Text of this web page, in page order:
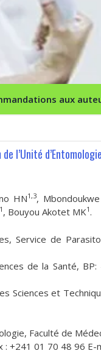
aux
l’Unité d’Entomologie
HN1,3,
1 , Bouyou Akotet MK1.
Service de
de la Santé, BP:
Sciences et
Faculté de
: +241 01 70 48 96 E-